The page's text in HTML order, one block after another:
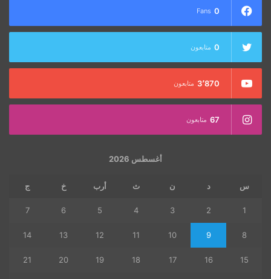
0
Fans
0 متابعون
3٬870 متابعون
67 متابعون
أغسطس 2026
س د ن ث أرب خ ج
1
2
3
4
5
6
7
8
9
10
11
12
13
14
15
16
17
18
19
20
21